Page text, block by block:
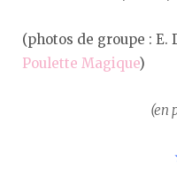
(photos de groupe :
Poulette Magique)
(en